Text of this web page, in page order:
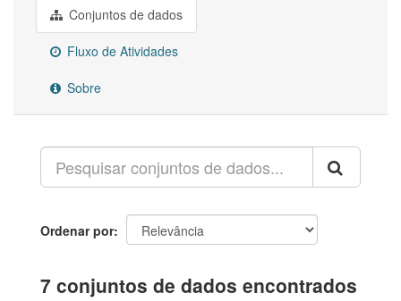
Conjuntos de dados
Fluxo de Atividades
Sobre
Ordenar por
7 conjuntos de dados encontrados